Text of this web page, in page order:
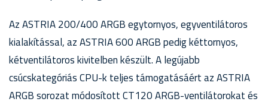
Az ASTRIA 200/400 ARGB egytornyos, egyventilátoros
kialakítással, az ASTRIA 600 ARGB pedig kéttornyos,
kétventilátoros kivitelben készült. A legújabb
csúcskategóriás CPU-k teljes támogatásáért az ASTRIA
ARGB sorozat módosított CT120 ARGB-ventilátorokat és